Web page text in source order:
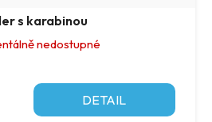
s karabinou
nedostupné
DETAIL